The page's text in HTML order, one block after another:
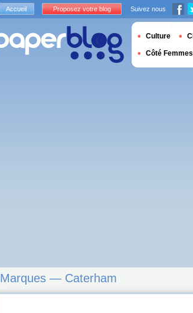
Marques — Caterham
Accueil Proposez votre blog Suivez nous
Culture
Côté Femmes